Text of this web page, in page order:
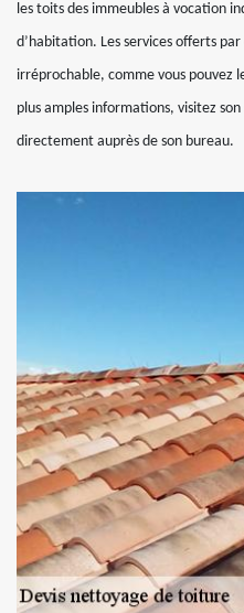
les toits des immeubles à vocation
d’habitation. Les services offerts
irréprochable, comme vous pouvez
plus amples informations, visitez
directement auprès de son bureau.